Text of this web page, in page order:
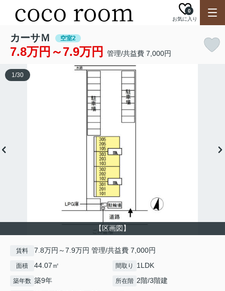
お気に入り
0
カーサＭ 空室2
7.8万円～7.9万円 管理/共益費 7,000円
【区画図】
1/30
賃料 7.8万円～7.9万円 管理/共益費 7,000円
面積 44.07㎡ 間取り 1LDK
築年数 築9年 所在階 2階/3階建